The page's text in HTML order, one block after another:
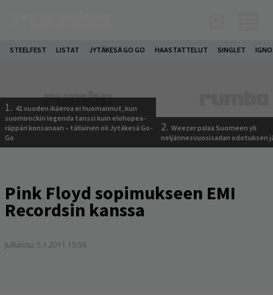
STEELFEST LISTAT JYTÄKESÄ GO GO HAASTATTELUT SINGLET
1. 41 vuoden ikäeroa ei huomannut, kun
suomirockin legenda tanssi kuin elohopea-
räppäri konsanaan – tällainen oli Jytäkesä Go-
Go
2. Weezer palaa Suomeen yli
neljännesvuosisadan odotuksen
Pink Floyd sopimukseen EMI
Recordsin kanssa
Julkaistu: 5.1.2011 15:56